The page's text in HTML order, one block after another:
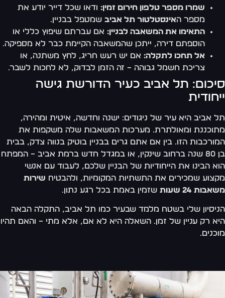
שמרו מספר טלפון חירום זמין:ודאו שכל דייר יודע את
מספר ה אינסטלטור תל אביבשמטפל בבניין.
התאימו את המשאבה לבניין:אם עברתם שיפוץ כללי או
הוספתם דירה, ייתכן שהמשאבה הקיימת כבר לא מספיקה.
אל תחכו לתקלה:אם יש רעש חריג, לחץ משתנה, או
צריכת חשמל גבוהה – זה הזמן לבדוק, לא לחכות לשבר.
תל אביב כעיר הדורשת גישה
אביב היא עיר של ניגודים: ישנה וחדשה, איטית ומהירה,
ומאולתרת. מערכות המשאבות שלה משקפות את
הזו. בין אם אתם גרים בבניין בוטיק בנווה צדק, בבית
בן 80 שנה ברחוב שינקין, או במגדל חדש ברמת אביב – המפתח
הבינו את הייחודיות של הבניין שלכם, לעבוד עם אנשי
שמכירים את התשתיות המקומיות, ולהבטיחשירות
24 שעות
שזמין באמת בכל רגע נתון.
שלי בשטח מלמד שבעיר כמו תל אביב, התקלה הבאה
רק עניין של זמן. השאלה היא לא אם, אלא מתי – והאם תהיו